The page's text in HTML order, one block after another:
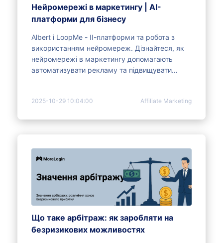
Нейромережі в маркетингу | AI-
платформи для бізнесу
Albert і LoopMe - ІІ-платформи та робота з
використанням нейромереж. Дізнайтеся, як
нейромережі в маркетингу допомагають
автоматизувати рекламу та підвищувати
2025-10-29 10:04:00 Affiliate Marketing
Що таке арбітраж: як заробляти на
безризикових можливостях